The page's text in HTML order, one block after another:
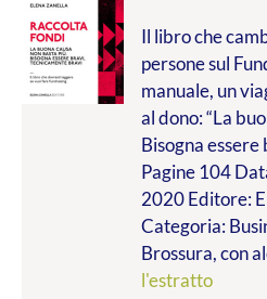
Il libro che
persone sul
manuale, un
al dono: “La
Bisogna
Pagine 104
2020 Editore:
Categoria:
Brossura, con
l'estratto